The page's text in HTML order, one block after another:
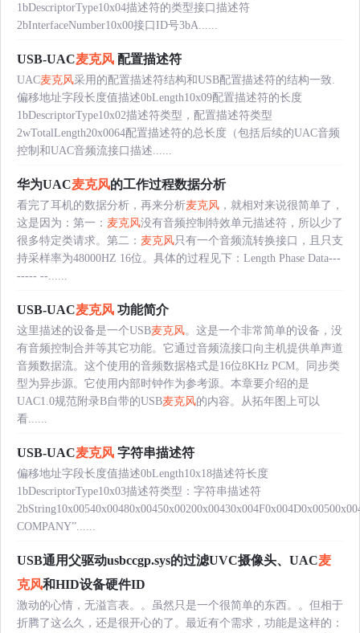
1bDescriptorType10x04描述符的类型接口描述符
2bInterfaceNumber10x00接口ID号3bA......
USB-UAC麦克风 配置描述符
UAC麦克风采用的配置描述符结构和USB配置描述符的结构一致.
偏移地址字段长度值描述0bLength10x09配置描述符的长度
1bDescriptorType10x02描述符类型，配置描述符类型
2wTotalLength20x0064配置描述符的总长度（包括后续的UAC音频
控制和UAC音频流接口描述......
华为UAC麦克风的工作过程数据分析
看完了耳机的数据分析，再来分析麦克风 ，就相对来说很简单了，
这是因为：第一： 麦克风没有音频控制特效单元描述符，所以少了
很多特定类请求。第二： 麦克风只有一个音频流转换接口，且只支
持采样率为48000HZ 16位。具体的过程见下：Length Phase Data---
----- --......
USB-UAC麦克风 功能简介
这里描述的设备是一个USB麦克风。这是一个非常简单的设备，没
有音频控制合并等其它功能。它通过音频流接口向主机提供单声道
音频数据流。这个使用的音频数据格式是16位8KHz PCM。同步类
型为异步源。它使用内部时钟作为参考源。本章要介绍的是
UAC1.0规范附录B自带的USB麦克风的内容。从拓年图上可以
看......
USB-UAC麦克风 字符串描述符
偏移地址字段长度值描述0bLength10x18描述符长度
1bDescriptorType10x03描述符类型：字符串描述符
COMPANY”......
USB通用父驱动usbccgp.sys的过滤UVC摄像头、UAC麦
克风和HID设备硬件ID
激动的心情，无溢言表。。虽然只是一个很简单的东西。。但相于
折腾了这么久，还是很开心的了。最近有个需求，功能是这样的：